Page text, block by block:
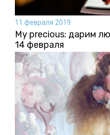
11 февраля 2019
My precious: дарим
14 февраля